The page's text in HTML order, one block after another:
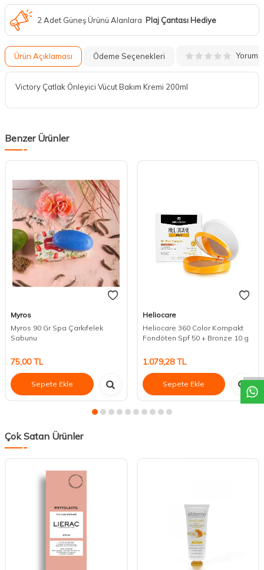
2 Adet Güneş Ürünü Alanlara Plaj Çantası Hediye
Ürün Açıklaması Ödeme Seçenekleri Yorum
Victory Çatlak Önleyici Vücut Bakım Kremi 200ml
Benzer Ürünler
Myros
Myros 90 Gr Spa Çarkıfelek
Sabunu
75,00TL
Sepete Ekle
Heliocare
Heliocare 360 Color Kompakt
Fondöten Spf 50 + Bronze 10 g
1.079,28TL
Sepete Ekle
Çok Satan Ürünler